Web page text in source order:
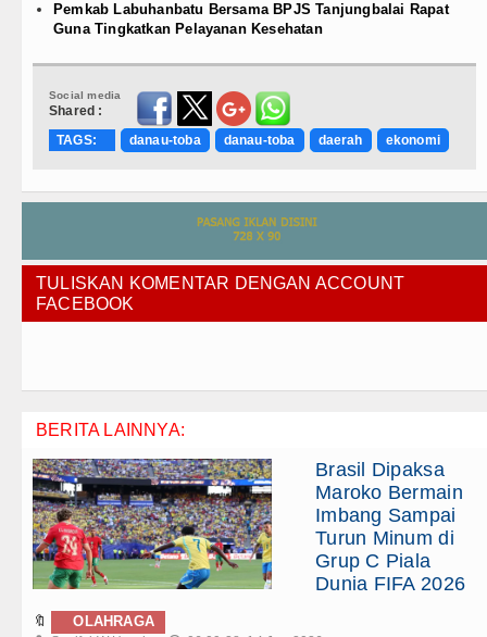
Pemkab Labuhanbatu Bersama BPJS Tanjungbalai Rapat
Guna Tingkatkan Pelayanan Kesehatan
Social media
Shared :
TAGS:
danau-toba danau-toba daerah ekonomi
TULISKAN KOMENTAR DENGAN ACCOUNT
FACEBOOK
BERITA LAINNYA:
Brasil Dipaksa
Maroko Bermain
Imbang Sampai
Turun Minum di
Grup C Piala
Dunia FIFA 2026
🔖 OLAHRAGA